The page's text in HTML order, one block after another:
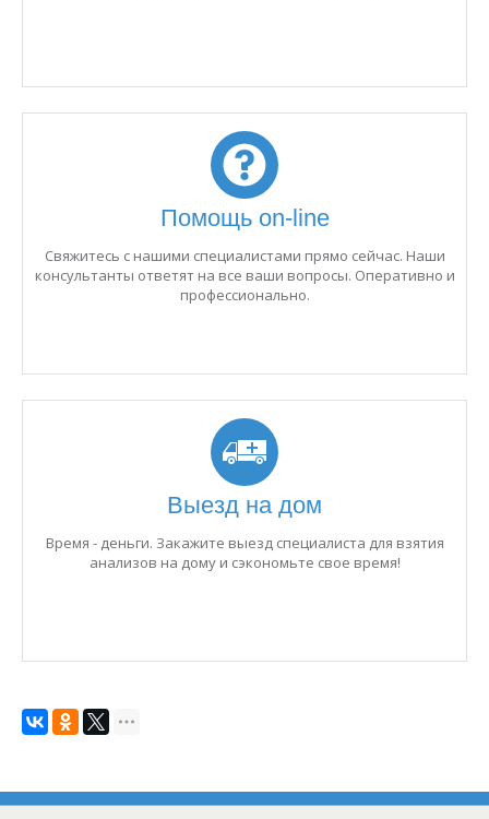
Помощь on-line
Свяжитесь с нашими специалистами прямо сейчас. Наши
консультанты ответят на все ваши вопросы. Оперативно и
профессионально.
Выезд на дом
Время - деньги. Закажите выезд специалиста для взятия
анализов на дому и сэкономьте свое время!